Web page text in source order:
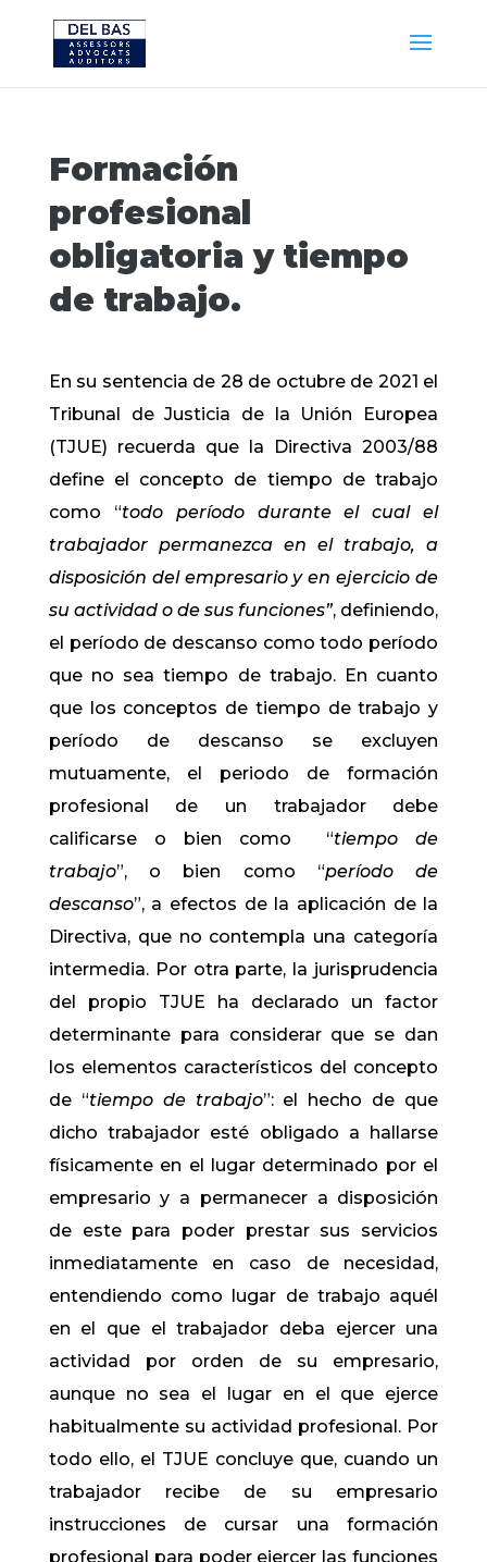
Formación
profesional
obligatoria y tiempo
de trabajo.
En su sentencia de 28 de octubre de 2021 el
Tribunal de Justicia de la Unión Europea
(TJUE) recuerda que la Directiva 2003/88
define el concepto de tiempo de trabajo
como “todo período durante el cual el
trabajador permanezca en el trabajo, a
disposición del empresario y en ejercicio de
su actividad o de sus funciones”, definiendo,
el período de descanso como todo período
que no sea tiempo de trabajo. En cuanto
que los conceptos de tiempo de trabajo y
período de descanso se excluyen
mutuamente, el periodo de formación
profesional de un trabajador debe
calificarse o bien como “tiempo de
trabajo”, o bien como “período de
descanso”, a efectos de la aplicación de la
Directiva, que no contempla una categoría
intermedia. Por otra parte, la jurisprudencia
del propio TJUE ha declarado un factor
determinante para considerar que se dan
los elementos característicos del concepto
de “tiempo de trabajo”: el hecho de que
dicho trabajador esté obligado a hallarse
físicamente en el lugar determinado por el
empresario y a permanecer a disposición
de este para poder prestar sus servicios
inmediatamente en caso de necesidad,
entendiendo como lugar de trabajo aquél
en el que el trabajador deba ejercer una
actividad por orden de su empresario,
aunque no sea el lugar en el que ejerce
habitualmente su actividad profesional. Por
todo ello, el TJUE concluye que, cuando un
trabajador recibe de su empresario
instrucciones de cursar una formación
profesional para poder ejercer las funciones